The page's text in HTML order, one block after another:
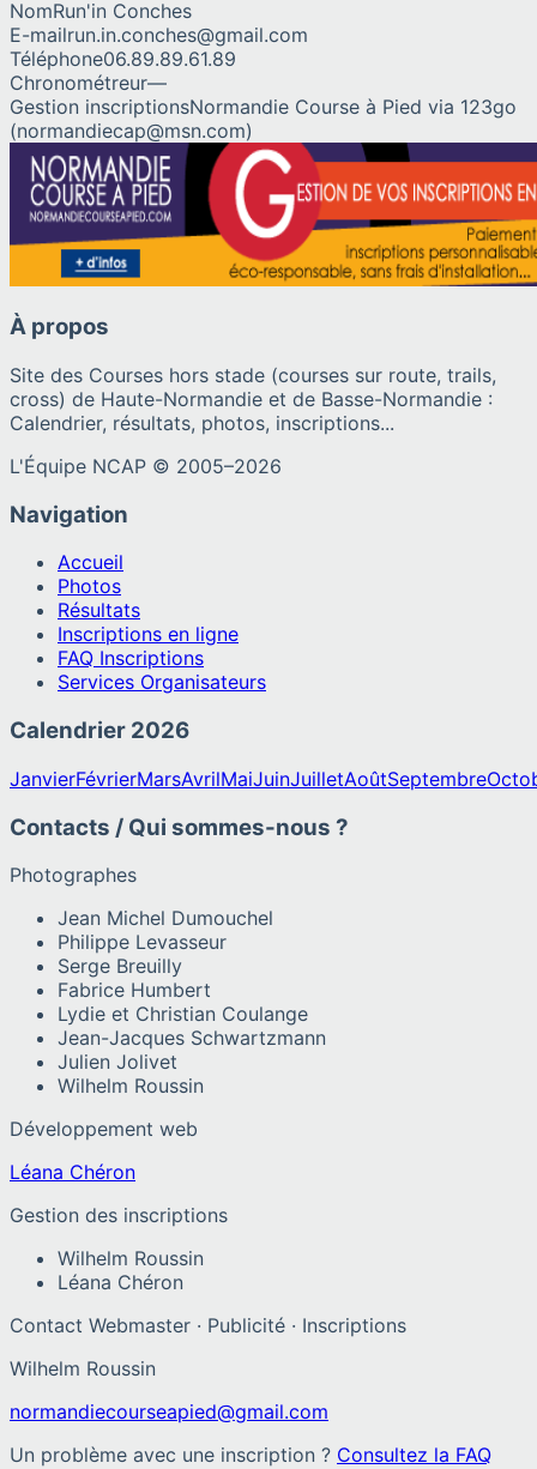
NomRun'in Conches
E-mailrun.in.conches@gmail.com
Téléphone06.89.89.61.89
Chronométreur—
Gestion inscriptionsNormandie Course à Pied via 123go
(normandiecap@msn.com)
À propos
Site des Courses hors stade (courses sur route, trails,
cross) de Haute-Normandie et de Basse-Normandie :
Calendrier, résultats, photos, inscriptions...
L'Équipe NCAP © 2005–2026
Navigation
Accueil
Photos
Résultats
Inscriptions en ligne
FAQ Inscriptions
Services Organisateurs
Calendrier 2026
JanvierFévrierMarsAvrilMaiJuinJuilletAoûtSeptembre
Contacts / Qui sommes-nous ?
Photographes
Jean Michel Dumouchel
Philippe Levasseur
Serge Breuilly
Fabrice Humbert
Lydie et Christian Coulange
Jean-Jacques Schwartzmann
Julien Jolivet
Wilhelm Roussin
Développement web
Léana Chéron
Gestion des inscriptions
Wilhelm Roussin
Léana Chéron
Contact Webmaster · Publicité · Inscriptions
Wilhelm Roussin
normandiecourseapied@gmail.com
Un problème avec une inscription ? Consultez la FAQ